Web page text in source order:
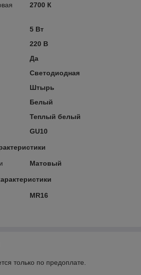
2700 К
5 Вт
220 В
Да
Светодиодная
Штырь
Белый
Теплый белый
GU10
Матовый
MR16
только по предоплате.